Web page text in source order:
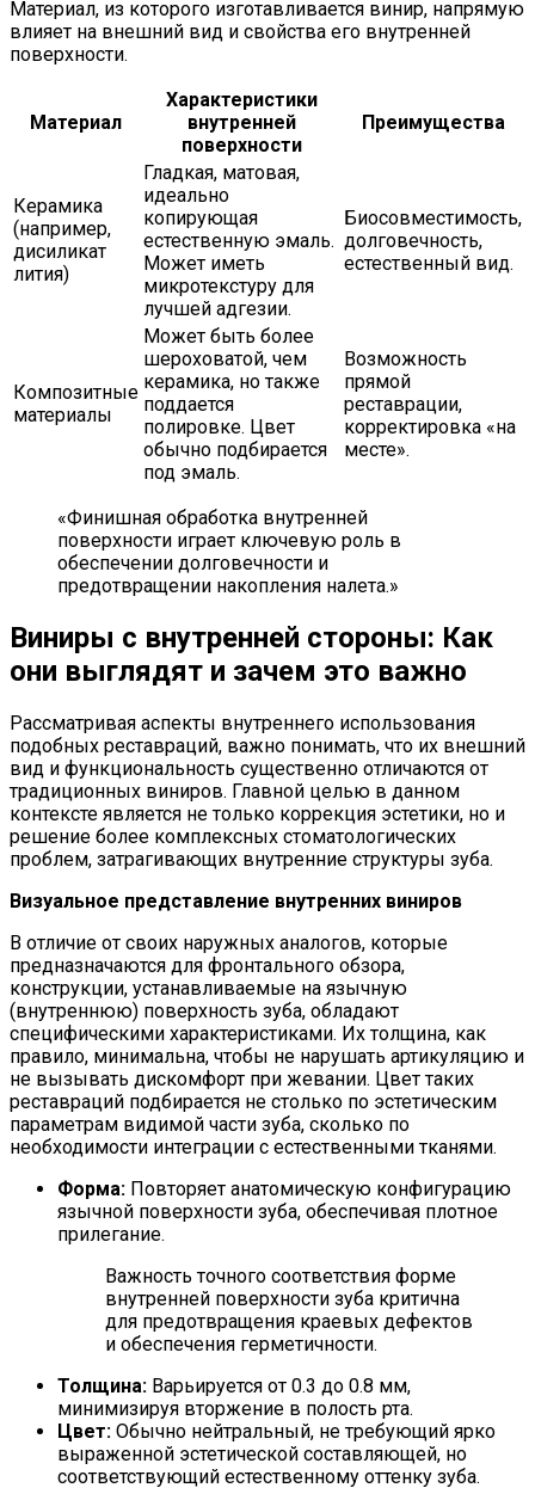
Материал, из которого изготавливается винир, напрямую
влияет на внешний вид и свойства его внутренней
поверхности.
Материал
Характеристики
внутренней
поверхности
Преимущества
Керамика
(например,
дисиликат
лития)
Гладкая, матовая,
идеально
копирующая
естественную эмаль.
Может иметь
микротекстуру для
лучшей адгезии.
Биосовместимость,
долговечность,
естественный вид.
Композитные
материалы
Может быть более
шероховатой, чем
керамика, но также
поддается
полировке. Цвет
обычно подбирается
под эмаль.
Возможность
прямой
реставрации,
корректировка «на
месте».
«Финишная обработка внутренней
поверхности играет ключевую роль в
обеспечении долговечности и
предотвращении накопления налета.»
Виниры с внутренней стороны: Как
они выглядят и зачем это важно
Рассматривая аспекты внутреннего использования
подобных реставраций, важно понимать, что их внешний
вид и функциональность существенно отличаются от
традиционных виниров. Главной целью в данном
контексте является не только коррекция эстетики, но и
решение более комплексных стоматологических
проблем, затрагивающих внутренние структуры зуба.
Визуальное представление внутренних виниров
В отличие от своих наружных аналогов, которые
предназначаются для фронтального обзора,
конструкции, устанавливаемые на язычную
(внутреннюю) поверхность зуба, обладают
специфическими характеристиками. Их толщина, как
правило, минимальна, чтобы не нарушать артикуляцию и
не вызывать дискомфорт при жевании. Цвет таких
реставраций подбирается не столько по эстетическим
параметрам видимой части зуба, сколько по
необходимости интеграции с естественными тканями.
Форма: Повторяет анатомическую конфигурацию
язычной поверхности зуба, обеспечивая плотное
прилегание.
Важность точного соответствия форме
внутренней поверхности зуба критична
для предотвращения краевых дефектов
и обеспечения герметичности.
Толщина: Варьируется от 0.3 до 0.8 мм,
минимизируя вторжение в полость рта.
Цвет: Обычно нейтральный, не требующий ярко
выраженной эстетической составляющей, но
соответствующий естественному оттенку зуба.